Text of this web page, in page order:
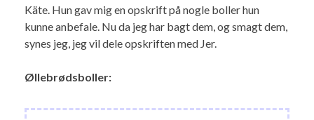
Käte. Hun gav mig en opskrift på nogle boller hun
kunne anbefale. Nu da jeg har bagt dem, og smagt dem,
synes jeg, jeg vil dele opskriften med Jer.
Øllebrødsboller: